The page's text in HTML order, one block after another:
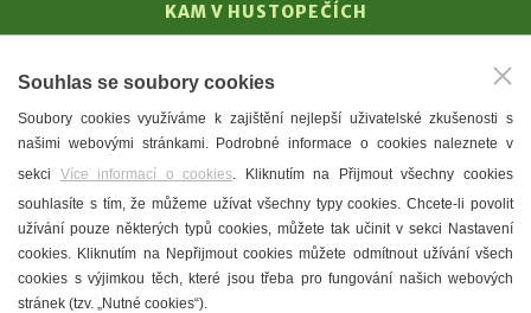
KAM V HUSTOPEČÍCH
T. G. Masaryk
Mandloně
Ubytování
Restaurace
Městské muzeum a galerie
Denní meníčka
Souhlas se soubory cookies
Soubory cookies využíváme k zajištění nejlepší uživatelské zkušenosti s
našimi webovými stránkami. Podrobné informace o cookies naleznete v
sekci Více informací o cookies. Kliknutím na Přijmout všechny cookies
souhlasíte s tím, že můžeme užívat všechny typy cookies. Chcete-li povolit
užívání pouze některých typů cookies, můžete tak učinit v sekci Nastavení
cookies. Kliknutím na Nepřijmout cookies můžete odmítnout užívání všech
cookies s výjimkou těch, které jsou třeba pro fungování našich webových
stránek (tzv. „Nutné cookies“).